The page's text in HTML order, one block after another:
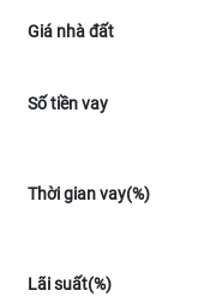
Giá nhà đất
Số tiền vay
Thời gian vay(%)
Lãi suất(%)